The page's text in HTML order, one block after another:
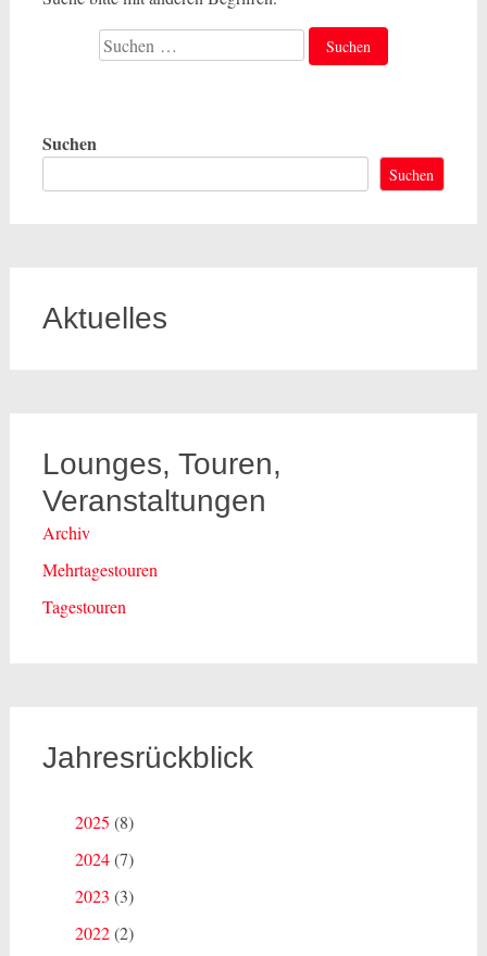
Suche
nach:
Suchen
Suchen
Aktuelles
Lounges, Touren,
Veranstaltungen
Archiv
Mehrtagestouren
Tagestouren
Jahresrückblick
2025 (8)
2024(7)
2023 (3)
2022(2)